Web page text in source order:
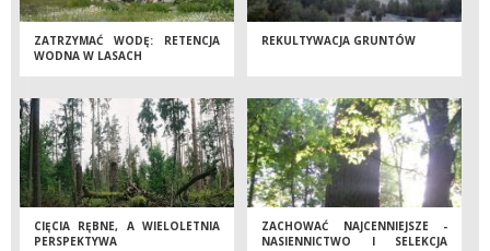
ZATRZYMAĆ WODĘ: RETENCJA
WODNA W LASACH
REKULTYWACJA GRUNTÓW
CIĘCIA RĘBNE, A WIELOLETNIA
PERSPEKTYWA
ZACHOWAĆ NAJCENNIEJSZE -
NASIENNICTWO I SELEKCJA